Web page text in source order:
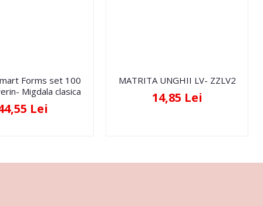
Forms set 100
Migdala clasica
Lei
MATRITA UNGHII LV- ZZLV2
14,85 Lei